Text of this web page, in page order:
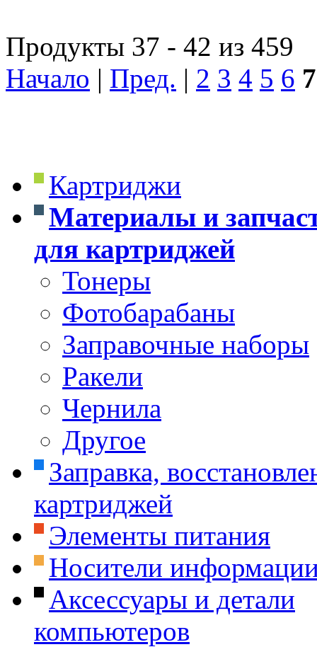
Продукты 37 - 42 из 459
Начало | Пред. | 2 3 4 5 6 7
Картриджи
Материалы и
для картриджей
Тонеры
Фотобарабаны
Заправочные наборы
Ракели
Чернила
Другое
Заправка,
картриджей
Элементы питания
Носители
Аксессуары и детали
компьютеров